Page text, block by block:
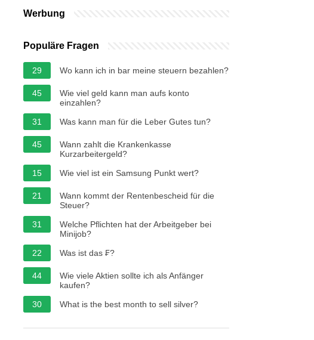
Werbung
Populäre Fragen
29 Wo kann ich in bar meine steuern bezahlen?
45
Wie viel geld kann man aufs konto
einzahlen?
31
Was kann man für die Leber Gutes tun?
45
Wann zahlt die Krankenkasse
Kurzarbeitergeld?
15
Wie viel ist ein Samsung Punkt wert?
21
Wann kommt der Rentenbescheid für die
Steuer?
31
Welche Pflichten hat der Arbeitgeber bei
Minijob?
22
Was ist das ₣?
44
Wie viele Aktien sollte ich als Anfänger
kaufen?
30
What is the best month to sell silver?